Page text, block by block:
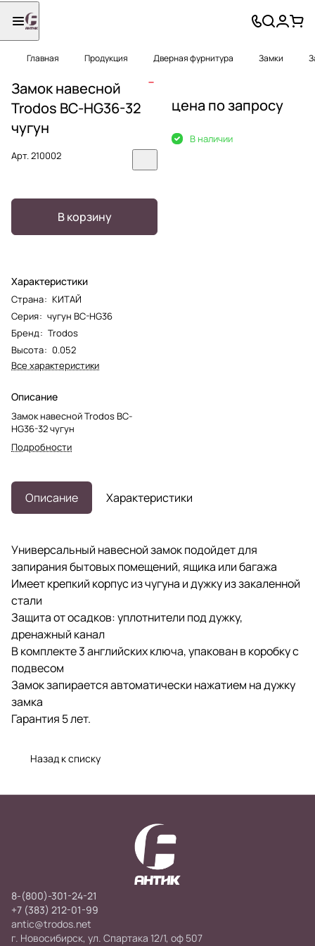
Главная Продукция Дверная фурнитура Замки
Замок навесной
Trodos ВС-HG36-32
чугун
Арт.210002
В корзину
Характеристики
Страна: КИТАЙ
Серия: чугун BC-HG36
Бренд: Trodos
Высота: 0.052
Все характеристики
Описание
Замок навесной Trodos ВС-
HG36-32 чугун
Подробности
цена по запросу
В наличии
Описание Характеристики
Универсальный навесной замок подойдет для
запирания бытовых помещений, ящика или багажа
Имеет крепкий корпус из чугуна и дужку из закаленной
стали
Защита от осадков: уплотнители под дужку,
дренажный канал
В комплекте 3 английских ключа, упакован в коробку с
подвесом
Замок запирается автоматически нажатием на дужку
замка
Гарантия 5 лет.
Назад к списку
8-(800)-301-24-21
+7 (383) 212-01-99
antic@trodos.net
г. Новосибирск, ул. Спартака 12/1, оф 507